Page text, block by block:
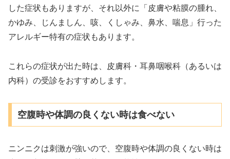
した症状もありますが、それ以外に「皮膚や粘膜の腫れ、
かゆみ、じんましん、咳、くしゃみ、鼻水、喘息」行った
アレルギー特有の症状もあります。
これらの症状が出た時は、皮膚科・耳鼻咽喉科（あるいは
内科）の受診をおすすめします。
空腹時や体調の良くない時は食べない
ニンニクは刺激が強いので、空腹時や体調の良くない時は